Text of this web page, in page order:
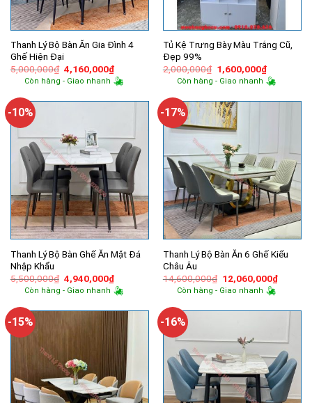
Thanh Lý Bộ Bàn Ăn Gia Đình 4
Ghế Hiện Đại
5,000,000₫ Giá
gốc
là:
4,160,000₫Giá
hiện
tại
4,160,000₫.
Còn hàng - Giao nhanh
Tủ Kệ Trưng Bày Màu Trắng Cũ,
Đẹp 99%
2,000,000₫ Giá
gốc
là:
1,600,000₫Giá
hiện
tại
Còn hàng - Giao nhanh
-10%
Thanh Lý Bộ Bàn Ghế Ăn Mặt Đá
Nhập Khẩu
5,500,000₫ Giá
gốc
là:
4,940,000₫Giá
hiện
tại
4,940,000₫.
Còn hàng - Giao nhanh
-17%
Thanh Lý Bộ Bàn Ăn 6 Ghế Kiểu
Châu Âu
14,600,000₫ Giá
gốc
là:
12,060,000₫Giá
hiện
Còn hàng - Giao nhanh
-15% -16%